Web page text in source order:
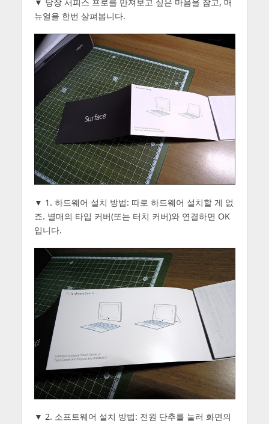
뉴얼을 한번 살펴봅니다.
▼ 1. 하드웨어 설치 방법: 따로 하드웨어 설치할 게 없
죠. 별매의 타입 커버(또는 터치 커버)와 연결하면 OK
입니다.
▼ 2. 소프트웨어 설치 방법: 전원 단추를 눌러 화면의